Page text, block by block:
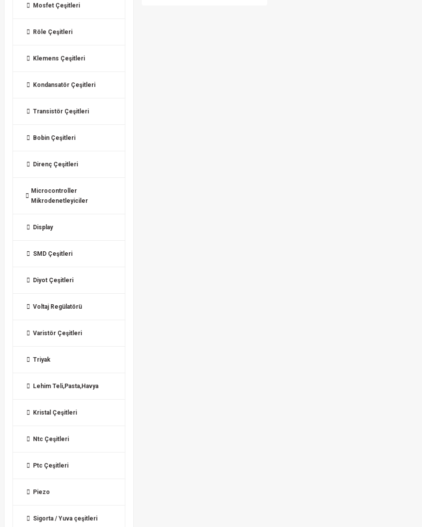
Mosfet Çeşitleri
Röle Çeşitleri
Klemens Çeşitleri
Kondansatör Çeşitleri
Transistör Çeşitleri
Bobin Çeşitleri
Direnç Çeşitleri
Microcontroller
Mikrodenetleyiciler
Display
SMD Çeşitleri
Diyot Çeşitleri
Voltaj Regülatörü
Varistör Çeşitleri
Triyak
Lehim Teli,Pasta,Havya
Kristal Çeşitleri
Ntc Çeşitleri
Ptc Çeşitleri
Piezo
Sigorta / Yuva çeşitleri